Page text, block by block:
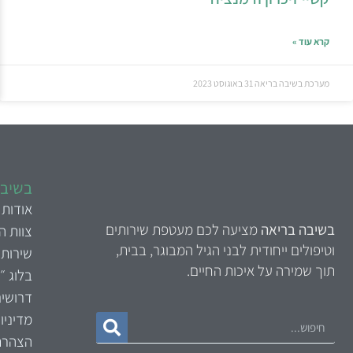
קרא עוד »
מערכת בשיבה בריאה 31 באוגוסט 2023
בשיבה בריאה מציעה לכם מעטפת שירותים
וטיפולים ייחודית לבני הגיל המבוגר, בבית,
תוך שמירה על איכות החיים.
אודות
צוות
בלוג